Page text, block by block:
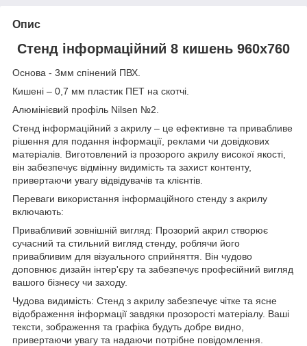
Опис
Стенд інформаційний 8 кишень 960х760
Основа - 3мм спінений ПВХ.
Кишені – 0,7 мм пластик ПЕТ на скотчі.
Алюмінієвий профіль Nilsen №2.
Стенд інформаційний з акрилу – це ефективне та привабливе
рішення для подання інформації, реклами чи довідкових
матеріалів. Виготовлений із прозорого акрилу високої якості,
він забезпечує відмінну видимість та захист контенту,
привертаючи увагу відвідувачів та клієнтів.
Переваги використання інформаційного стенду з акрилу
включають:
Привабливий зовнішній вигляд: Прозорий акрил створює
сучасний та стильний вигляд стенду, роблячи його
привабливим для візуального сприйняття. Він чудово
доповнює дизайн інтер'єру та забезпечує професійний вигляд
вашого бізнесу чи заходу.
Чудова видимість: Стенд з акрилу забезпечує чітке та ясне
відображення інформації завдяки прозорості матеріалу. Ваші
тексти, зображення та графіка будуть добре видно,
привертаючи увагу та надаючи потрібне повідомлення.